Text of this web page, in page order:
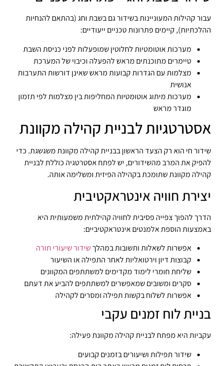
עבור קהילות המעוניינות בשידור גם בשבת וחג (בהתאם להנחיות
ההלכתיות), קיימים פתרונות טכניים ייעודיים:
מערכות אוטומטיות לחלוטין שמופעלות לפני כניסת השבת
טיימרים מתוכנתים מראש להפעלה וכיבוי של המערכת
מצלמות עם הגדרות קבועות מראש שאינן דורשות התערבות
אנושית
מערכות מיתוג אוטומטיות המחליפות בין מצלמות לפי תזמון
מוגדר מראש
אסטרטגיות לבניית קהילה מקוונת
שידור חי הוא רק הצעד הראשון בבניית קהילה מקוונת משגשגת. כדי
להפיק את המרב מהשידורים, יש לפתח אסטרטגיה כוללת לבניית
קהילה מקוונת שתומכת בקהילה הפיזית ומשלימה אותה.
יצירת חוויה אינטראקטיבית
הדרך להפוך צפייה פסיבית לחוויה קהילתית משמעותית היא
באמצעות הוספת אלמנטים אינטראקטיביים:
אפשרות לשאלות ותשובות במהלךשידור שיעורי תורה
קבוצות דיון וירטואליות לאחר התפילה או השיעור
שליחת חומרי לימוד מקדימים למשתתפים המקוונים
סקרים ומשובים שמאפשרים למשתתפים להביע את דעתם
אפשרות לשלוח בקשות תפילה ומסרים לקהילה
בניית לוח זמנים עקבי
עקביות היא מפתח לבניית קהילה מקוונת פעילה:
שידור תפילות ושיעורים בזמנים קבועים